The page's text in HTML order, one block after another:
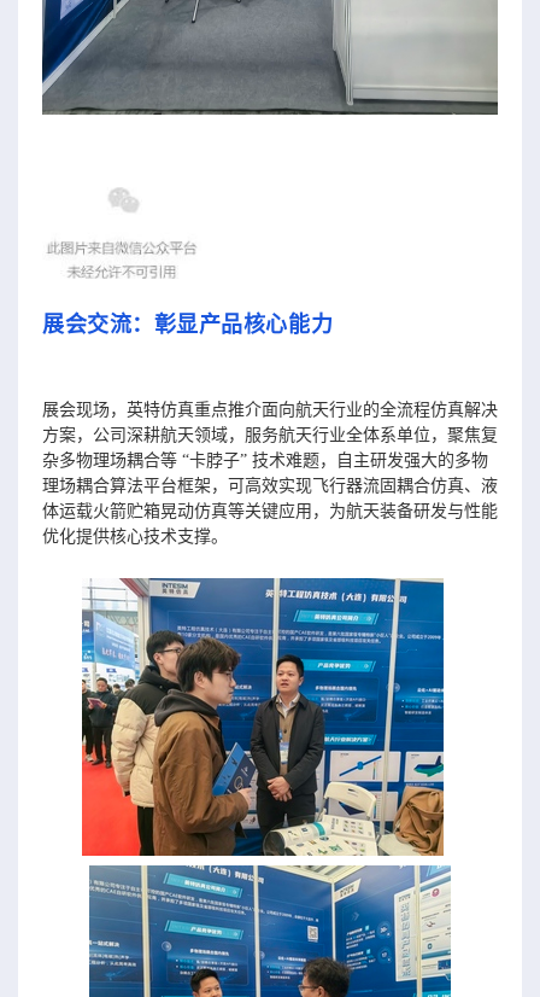
展会交流： 彰显产品核心能力
展会现场，英特仿真重点推介面向航天行业的全流程仿真解决
方案，公司深耕航天领域，服务航天行业全体系单位，聚焦复
杂多物理场耦合等 “卡脖子” 技术难题，自主研发强大的多物
理场耦合算法平台框架，可高效实现飞行器流固耦合仿真、液
体运载火箭贮箱晃动仿真等关键应用，为航天装备研发与性能
优化提供核心技术支撑。